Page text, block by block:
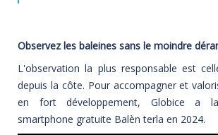
Observez les baleines sans le moindre
L'observation la plus responsable est
depuis la côte. Pour accompagner et
en fort développement, Globice a
smartphone gratuite Balèn terla en 2024.